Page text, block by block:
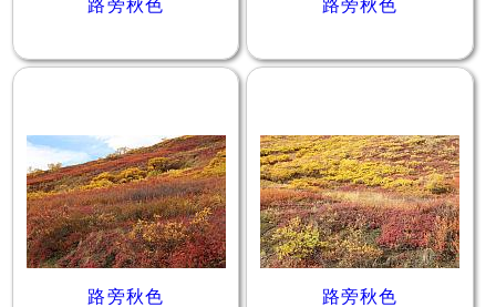
路旁秋色 路旁秋色
路旁秋色 路旁秋色